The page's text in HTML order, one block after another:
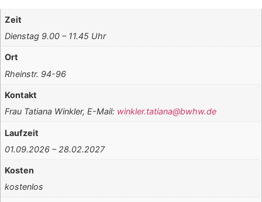
Zeit
Dienstag 9.00 – 11.45 Uhr
Ort
Rheinstr. 94-96
Kontakt
Frau Tatiana Winkler, E-Mail: winkler.tatiana@bwhw.de
Laufzeit
01.09.2026 – 28.02.2027
Kosten
kostenlos